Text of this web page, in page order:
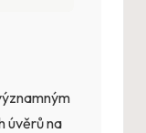
úvěrů na